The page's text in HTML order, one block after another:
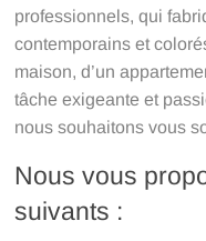
professionnels, qui
contemporains et
maison, d’un
tâche exigeante et
nous souhaitons vous
Nous vous
suivants :